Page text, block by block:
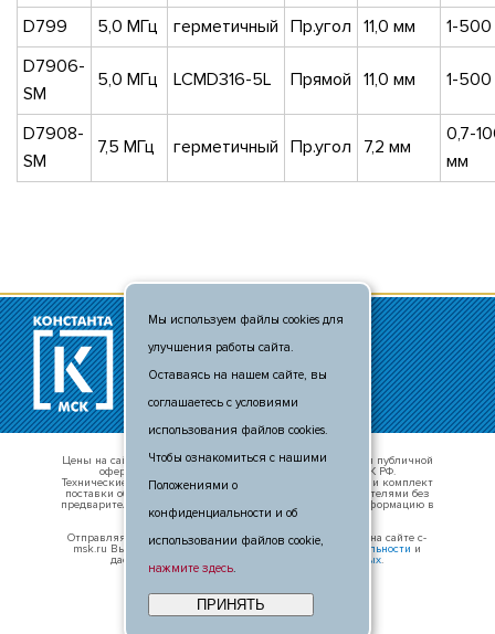
D799
5,0 МГц герметичный Пр.угол 11,0 мм
1-
D7906-
SM
5,0 МГц LCMD316-5L Прямой 11,0 мм 1-
D7908-
SM
7,5 МГц герметичный Пр.угол 7,2 мм
0,7-
мм
© 2011 - 2026
+7 (495) 481-80-88
info@c-msk.ru
Карта сайта
Цены на сайте носят справочный характер и не являются публичной
офертой, определяемой положениями п. 2 ст. 437 ГК РФ.
Технические характеристики оборудования, внешний вид и комплект
поставки оборудования могут быть изменены производителями без
предварительного уведомления. Уточняте актуальную информацию в
отделе продаж.
Отправляя свои данные в любой форме обратной связи на сайте c-
msk.ru Вы принимаете условияполитики конфиденциальности и
даёте согласие на обработку персональных данных.
Мы используем файлы cookies для
улучшения работы сайта.
Оставаясь на нашем сайте, вы
соглашаетесь с условиями
использования файлов cookies.
Чтобы ознакомиться с нашими
Положениями о
конфиденциальности и об
использовании файлов cookie,
нажмите здесь.
ПРИНЯТЬ